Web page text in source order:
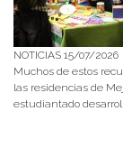
NOTICIAS 15/07/2026
Muchos de estos
las residencias de
estudiantado